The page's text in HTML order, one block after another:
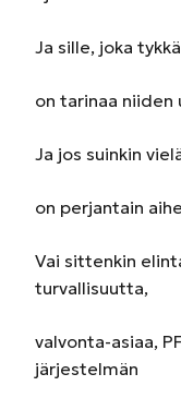
Ja sille, joka
on tarinaa niiden
Ja jos suinkin
on perjantain
Vai sittenkin
turvallisuutta,
valvonta-asiaa,
järjestelmän